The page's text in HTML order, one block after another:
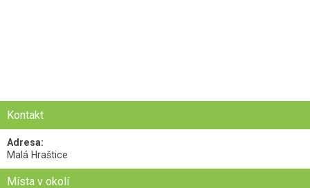
Kontakt
Adresa:
Malá Hraštice
Místa v okolí